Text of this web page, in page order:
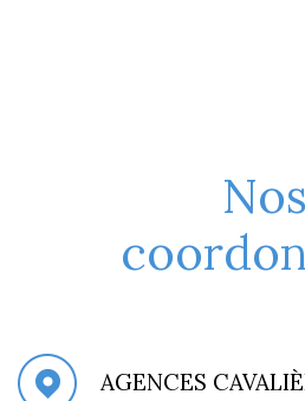
Nos
AGENCES